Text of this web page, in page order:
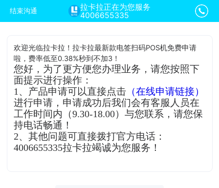
结束沟通
拉卡拉正在为您服务
4006655335
欢迎光临拉卡拉！拉卡拉最新款电签扫码POS机免费申请
啦，费率低至0.38%秒到不加3！
您好，为了更方便您办理业务，请您按照下
面提示进行操作：
1、产品申请可以直接点击 （在线申请链接）
进行申请，申请成功后我们会有客服人员在
工作时间内（9.30-18.00）与您联系，请您保
持电话畅通！
2、其他问题可直接拨打官方电话：
4006655335拉卡拉竭诚为您服务！